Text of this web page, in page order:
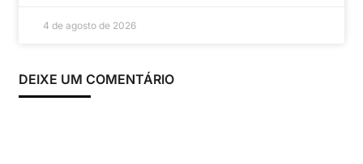
4 de agosto de 2026
DEIXE UM COMENTÁRIO